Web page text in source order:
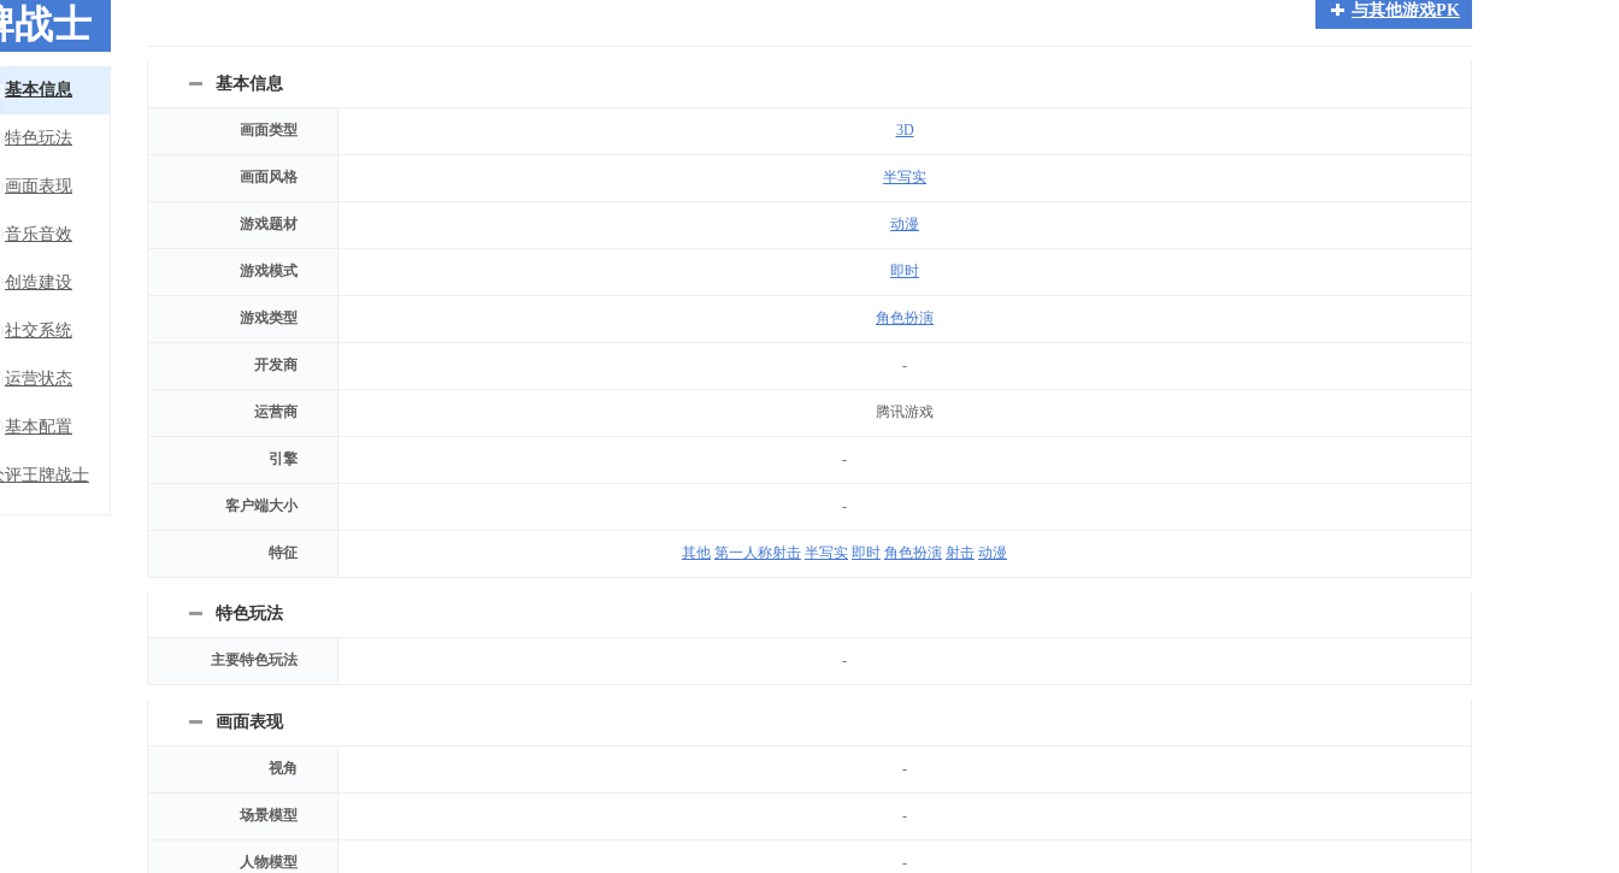
与其他游戏PK
基本信息
画面类型 3D
画面风格 半写实
游戏题材 动漫
游戏模式 即时
游戏类型 角色扮演
开发商 -
运营商 腾讯游戏
引擎 -
客户端大小 -
特征 其他 第一人称射击 半写实 即时 角色扮演 射击 动漫
特色玩法
主要特色玩法 -
画面表现
视角 -
场景模型 -
人物模型 -
战士
基本信息
特色玩法
画面表现
音乐音效
创造建设
社交系统
运营状态
基本配置
评王牌战士